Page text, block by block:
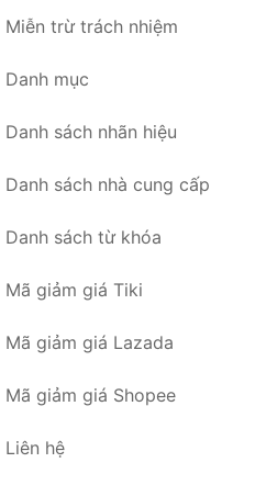
Miễn trừ trách nhiệm
Danh mục
Danh sách nhãn hiệu
Danh sách nhà cung cấp
Danh sách từ khóa
Mã giảm giá Tiki
Mã giảm giá Lazada
Mã giảm giá Shopee
Liên hệ